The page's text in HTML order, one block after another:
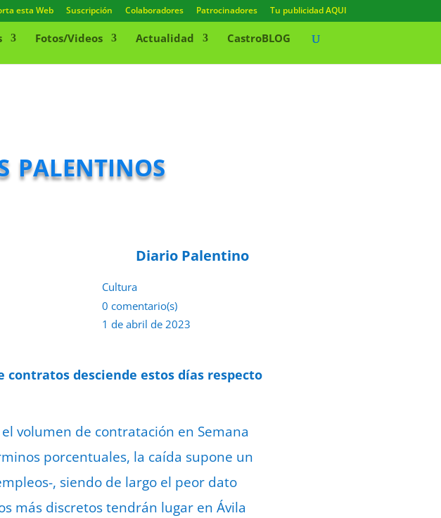
esta Web Suscripción Colaboradores Patrocinadores Tu publicidad AQUI
Fotos/Videos Actualidad CastroBLOG
palentinos
Diario Palentino
Cultura
0 comentario(s)
1 de abril de 2023
desciende estos días respecto
volumen de contratación en Semana
porcentuales, la caída supone un
, siendo de largo el peor dato
más discretos tendrán lugar en Ávila